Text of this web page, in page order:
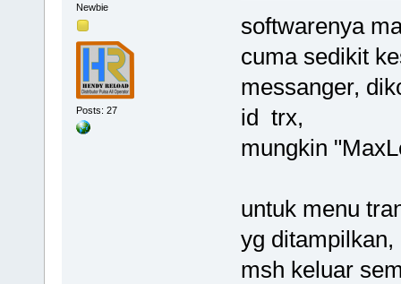
Newbie
Posts: 27
softwarenya
cuma sedikit
messanger,
id trx,
mungkin
untuk menu
yg
msh keluar